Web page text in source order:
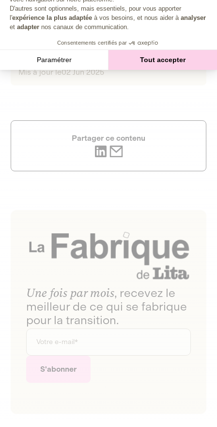
Clémence Fernet
Rédactrice web chez Lita
Mis à jour le02 Jun 2025
Partager ce contenu
Une fois par mois, recevez le
meilleur de ce qui se fabrique
pour la transition.
D'autres sont optionnels, mais essentiels, pour vous apporter
l'expérience la plus adaptée à vos besoins, et nous aider à analyser
et adapter nos canaux de communication.
Consentements certifiés par
Paramétrer Tout accepter